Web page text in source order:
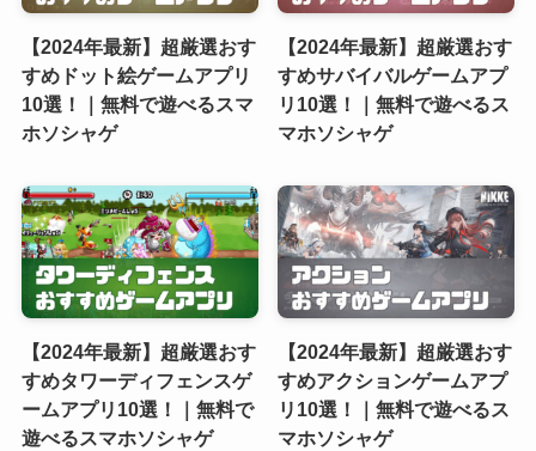
【2024年最新】超厳選おす
すめドット絵ゲームアプリ
10選！｜無料で遊べるスマ
ホソシャゲ
【2024年最新】超厳選おす
すめサバイバルゲームアプ
リ10選！｜無料で遊べるス
マホソシャゲ
【2024年最新】超厳選おす
すめタワーディフェンスゲ
ームアプリ10選！｜無料で
遊べるスマホソシャゲ
【2024年最新】超厳選おす
すめアクションゲームアプ
リ10選！｜無料で遊べるス
マホソシャゲ